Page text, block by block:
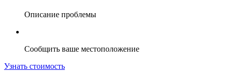
Описание проблемы
Сообщить ваше местоположение
Узнать стоимость